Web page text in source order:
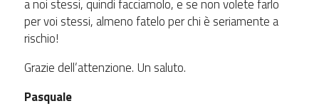
a noi stessi, quindi facciamolo, e se non volete farlo
per voi stessi, almeno fatelo per chi è seriamente a
rischio!
Grazie dell’attenzione. Un saluto.
Pasquale